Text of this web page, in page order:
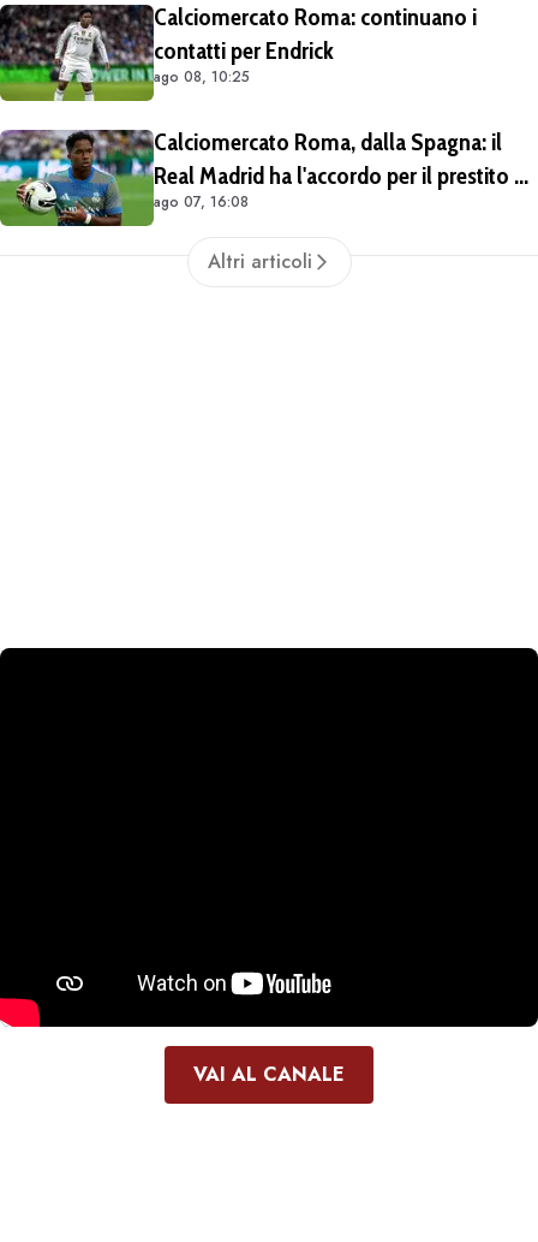
Calciomercato Roma: continuano i
contatti per Endrick
ago 08, 10:25
Calciomercato Roma, dalla Spagna: il
Real Madrid ha l'accordo per il prestito di
Endrick in Premier League
ago 07, 16:08
Altri articoli
VAI AL CANALE